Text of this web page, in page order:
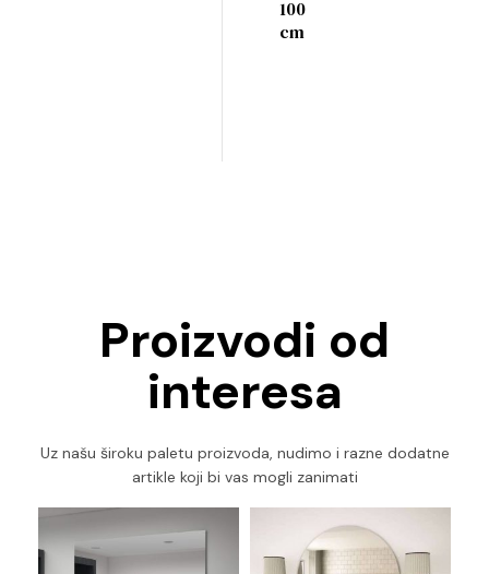
100
cm
Proizvodi od
interesa
Uz našu široku paletu proizvoda, nudimo i razne dodatne
artikle koji bi vas mogli zanimati